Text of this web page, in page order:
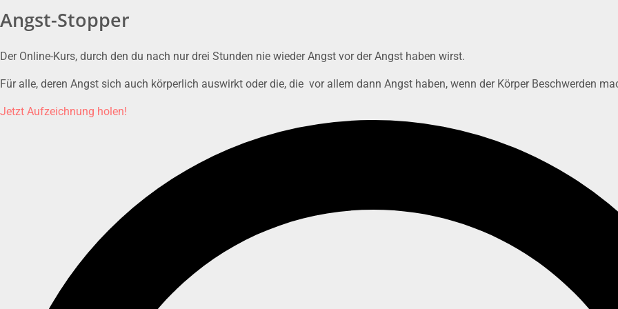
Angst-Stopper
Der Online-Kurs, durch den du nach nur drei Stunden nie wieder Angst vor der Angst haben wirst.
Für alle, deren Angst sich auch körperlich auswirkt oder die, die vor allem dann Angst haben, wenn der Körper Beschwerden
Jetzt Aufzeichnung holen!